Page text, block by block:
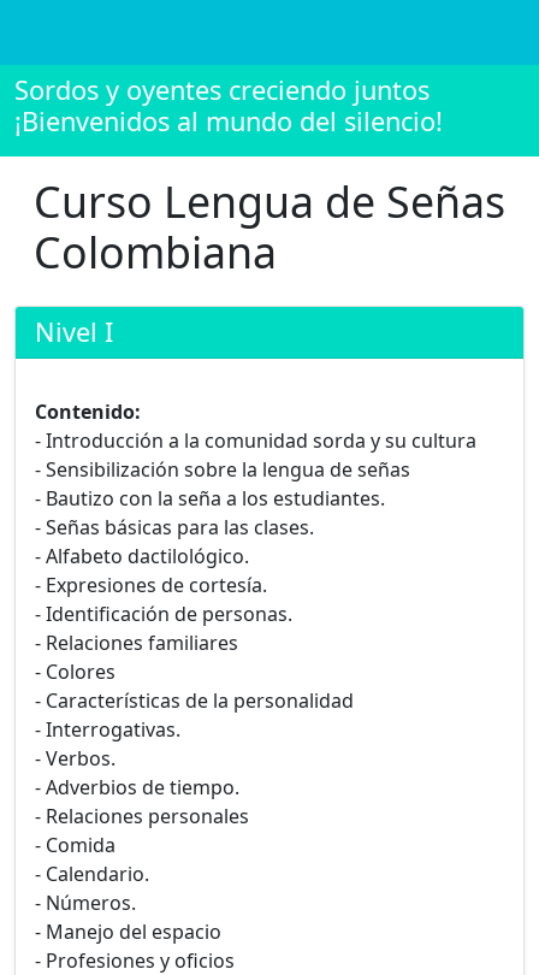
Sordos y oyentes creciendo juntos
¡Bienvenidos al mundo del silencio!
Curso Lengua de Señas
Colombiana
Nivel I
Contenido:
- Introducción a la comunidad sorda y su cultura
- Sensibilización sobre la lengua de señas
- Bautizo con la seña a los estudiantes.
- Señas básicas para las clases.
- Alfabeto dactilológico.
- Expresiones de cortesía.
- Identificación de personas.
- Relaciones familiares
- Colores
- Características de la personalidad
- Interrogativas.
- Verbos.
- Adverbios de tiempo.
- Relaciones personales
- Comida
- Calendario.
- Números.
- Manejo del espacio
- Profesiones y oficios